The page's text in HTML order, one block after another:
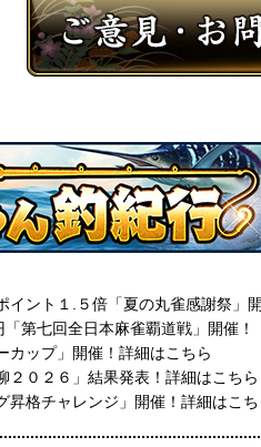
イント１.５倍「夏の丸雀感謝祭」
第七回全日本麻雀覇道戦」開催！
カップ」開催！詳細はこちら
２０２６」結果発表！詳細はこちら
昇格チャレンジ」開催！詳細はこ